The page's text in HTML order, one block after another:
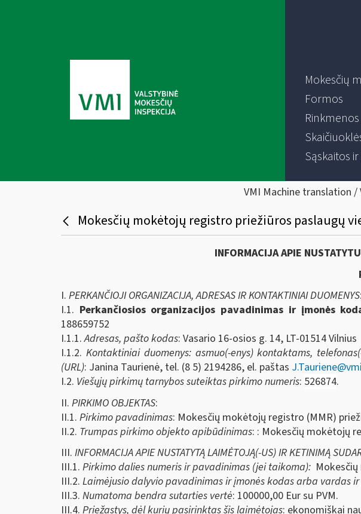
Mokesčių
Formos
Sąskaitos
VMI Machine translation
Mokesčių mokėtojų registro priežiūros paslaugų
INFORMACIJA APIE
I. PERKANČIOJI ORGANIZACIJA, ADRESAS IR KONTAKTINIAI DUOMENYS:
I.1. Perkančiosios organizacijos pavadinimas ir įmonės
188659752
I.1.1.Adresas, pašto kodas: Vasario 16-osios g. 14, LT-01514 Vilnius
I.1.2. Kontaktiniai duomenys: asmuo(-enys) kontaktams,
(URL): Janina Taurienė, tel. (8 5) 2194286, el. paštas
I.2. Viešųjų pirkimų tarnybos suteiktas pirkimo numeris: 526874.
II. PIRKIMO OBJEKTAS:
II.1. Pirkimo pavadinimas: Mokesčių mokėtojų registro (MMR)
II.2. Trumpas pirkimo objekto apibūdinimas: : Mokesčių mokėtojų
III. INFORMACIJA APIE NUSTATYTĄ LAIMĖTOJĄ(-US) IR KETINIMĄ
III.1. Pirkimo dalies numeris ir pavadinimas (jei taikoma):
III.2. Laimėjusio dalyvio pavadinimas ir įmonės kodas arba vardas
III.3. Numatoma bendra sutarties vertė: 100000,00 Eur su PVM.
III.4. Priežastys, dėl kurių pasirinktas šis laimėtojas: ekonomiškai